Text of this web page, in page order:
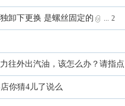
卸下更换 是螺丝固定的 ... 2
往外出汽油，该怎么办？请指
你猜4儿了说么